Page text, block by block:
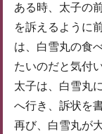
ある時、太子の
を訴えるように
は、白雪丸の食
たいのだと気付
太子は、白雪丸
へ行き、訴状を
再び、白雪丸が